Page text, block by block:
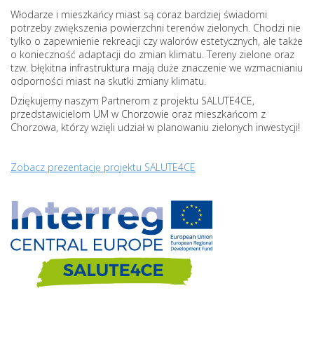
Włodarze i mieszkańcy miast są coraz bardziej świadomi
potrzeby zwiększenia powierzchni terenów zielonych. Chodzi nie
tylko o zapewnienie rekreacji czy walorów estetycznych, ale także
o konieczność adaptacji do zmian klimatu. Tereny zielone oraz
tzw. błękitna infrastruktura mają duże znaczenie we wzmacnianiu
odporności miast na skutki zmiany klimatu.
Dziękujemy naszym Partnerom z projektu SALUTE4CE,
przedstawicielom UM w Chorzowie oraz mieszkańcom z
Chorzowa, którzy wzięli udział w planowaniu zielonych inwestycji!
Zobacz prezentację projektu SALUTE4CE